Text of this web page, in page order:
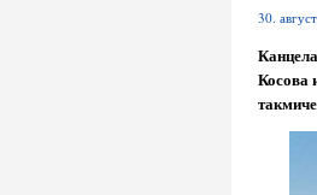
30.
Косова